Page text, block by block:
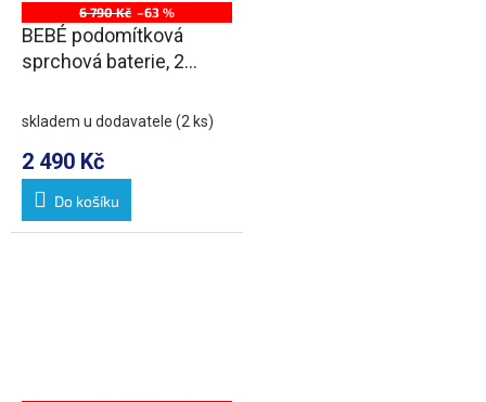
6 790 Kč –63 %
BEBÉ podomítková
sprchová baterie, 2
skladem u dodavatele (2 ks)
2 490 Kč
Do košíku